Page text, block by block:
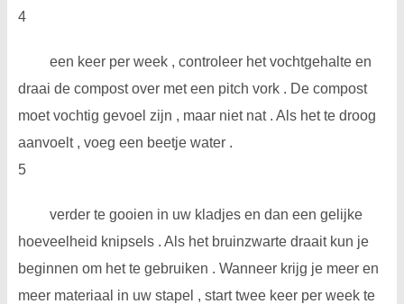
4
een keer per week , controleer het vochtgehalte en
draai de compost over met een pitch vork . De compost
moet vochtig gevoel zijn , maar niet nat . Als het te droog
aanvoelt , voeg een beetje water .
5
verder te gooien in uw kladjes en dan een gelijke
hoeveelheid knipsels . Als het bruinzwarte draait kun je
beginnen om het te gebruiken . Wanneer krijg je meer en
meer materiaal in uw stapel , start twee keer per week te